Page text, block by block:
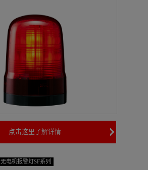
点击这里了解详情
无电机报警灯SF系列